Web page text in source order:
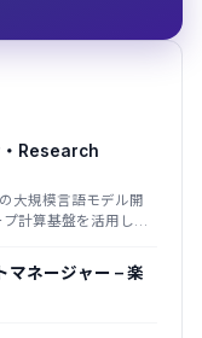
・Research
大規模言語モデル開
計算基盤を活用した
マネージャー – 楽